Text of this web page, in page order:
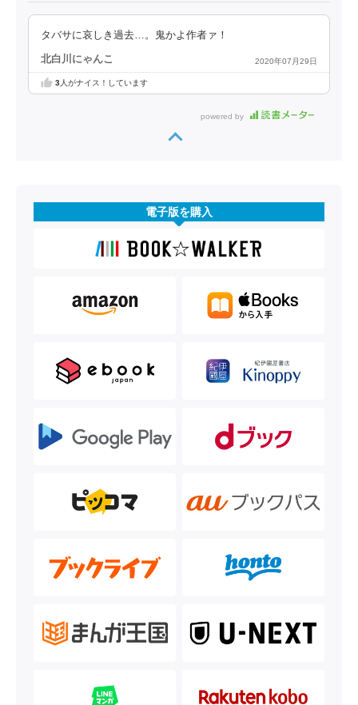
タバサに哀しき過去…。鬼かよ作者ァ！
北白川にゃんこ 2020年07月29日
3人がナイス！しています
powered by
電子版を購入